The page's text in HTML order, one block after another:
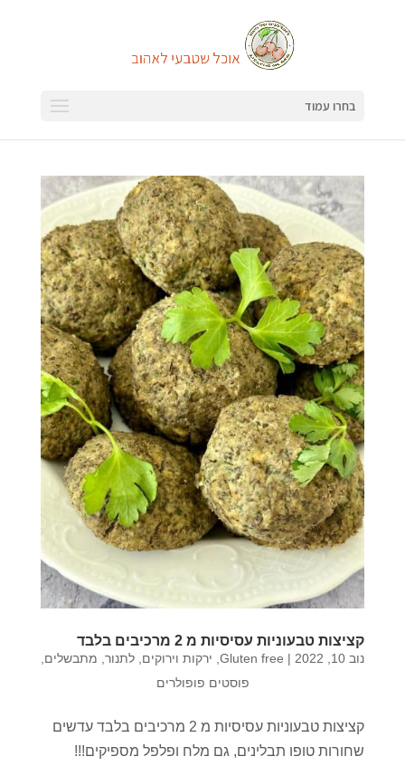
בחרו עמוד
קציצות טבעוניות עסיסיות מ 2 מרכיבים בלבד
נוב 10, 2022 |
Gluten free ירקות וירוקים לתנור מתבשלים
פוסטים פופולרים
קציצות טבעוניות עסיסיות מ 2 מרכיבים בלבד עדשים
שחורות טופו תבלינים, גם מלח ופלפל מספיקים!!!